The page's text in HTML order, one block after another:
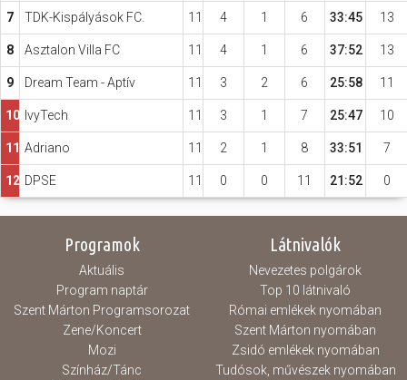
7 TDK-Kispályások FC. 11 4 1 6 33:45 13
8 Asztalon Villa FC 11 4 1 6 37:52 13
9 Dream Team - Aptív 11 3 2 6 25:58 11
10 IvyTech 11 3 1 7 25:47 10
11 Adriano 11 2 1 8 33:51 7
12 DPSE 11 0 0 11 21:52 0
Programok
Aktuális
Program naptár
Szent Márton Programsorozat
Zene/Koncert
Mozi
Színház/Tánc
Látnivalók
Nevezetes polgárok
Top 10 látnivaló
Római emlékek nyomában
Szent Márton nyomában
Zsidó emlékek nyomában
Tudósok, művészek nyomában